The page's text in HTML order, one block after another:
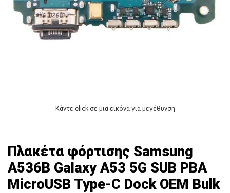
Κάντε click σε μια εικόνα για μεγέθυνση
Πλακέτα φόρτισης Samsung
A536B Galaxy A53 5G SUB PBA
MicroUSB Type-C Dock OEM Bulk